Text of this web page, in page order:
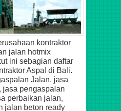
kontraktor
jalan hotmix
ini sebagian daftar
Aspal di Bali.
Jalan, jasa
jasa pengaspalan
perbaikan jalan,
jalan beton ready